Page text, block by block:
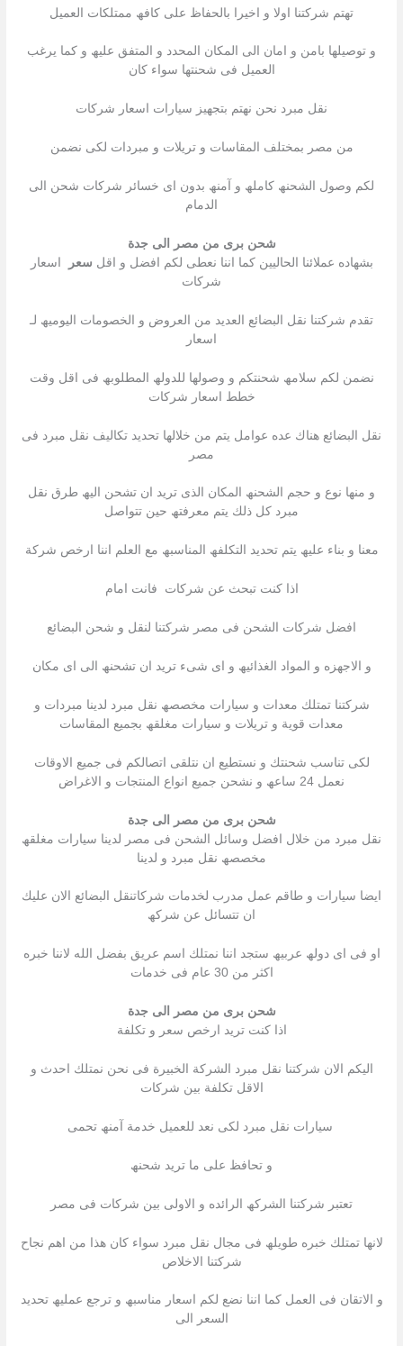
تھتم شركتنا اولا و اخیرا بالحفاظ على كافھ ممتلكات العمیل
و توصیلھا بامن و امان الى المكان المحدد و المتفق علیھ و كما یرغب
العمیل فى شحنتھا سواء كان
نقل مبرد نحن نھتم بتجھیز سیارات اسعار شركات
من مصر بمختلف المقاسات و تریلات و مبردات لكى نضمن
لكم وصول الشحنھ كاملھ و آمنھ بدون اى خسائر شركات شحن الى
الدمام
شحن برى من مصر الى جدة
بشھاده عملائنا الحالیین كما اننا نعطى لكم افضل و اقل سعر
اسعار
شركات
تقدم شركتنا نقل البضائع العدید من العروض و الخصومات الیومیھ لـ
اسعار
نضمن لكم سلامھ شحنتكم و وصولھا للدولھ المطلوبھ فى اقل وقت
خطط اسعار شركات
نقل البضائع ھناك عده عوامل یتم من خلالھا تحدید تكالیف نقل مبرد فى
مصر
و منھا نوع و حجم الشحنھ المكان الذى ترید ان تشحن الیھ طرق نقل
مبرد كل ذلك یتم معرفتھ حین تتواصل
معنا و بناء علیھ یتم تحدید التكلفھ المناسبھ مع العلم اننا ارخص شركة
اذا كنت تبحث عن شركات فانت امام
افضل شركات الشحن فى مصر شركتنا لنقل و شحن البضائع
و الاجھزه و المواد الغذائیھ و اى شىء ترید ان تشحنھ الى اى مكان
شركتنا تمتلك معدات و سیارات مخصصھ نقل مبرد لدینا مبردات و
معدات قویة و تریلات و سیارات مغلقھ بجمیع المقاسات
لكى تناسب شحنتك و نستطیع ان نتلقى اتصالكم فى جمیع الاوقات
نعمل 24 ساعھ و نشحن جمیع انواع المنتجات و الاغراض
شحن برى من مصر الى جدة
نقل مبرد من خلال افضل وسائل الشحن فى مصر لدینا سیارات مغلقھ
مخصصھ نقل مبرد و لدینا
ایضا سیارات و طاقم عمل مدرب لخدمات شركاتنقل البضائع الان علیك
ان تتسائل عن شركھ
او فى اى دولھ عربیھ ستجد اننا نمتلك اسم عریق بفضل الله لاننا خبره
اكثر من 30 عام فى خدمات
شحن برى من مصر الى جدة
اذا كنت ترید ارخص سعر و تكلفة
الیكم الان شركتنا نقل مبرد الشركة الخبیرة فى نحن نمتلك احدث و
الاقل تكلفة بین شركات
سیارات نقل مبرد لكى نعد للعمیل خدمة آمنھ تحمى
و تحافظ على ما ترید شحنھ
تعتبر شركتنا الشركھ الرائده و الاولى بین شركات فى مصر
لانھا تمتلك خبره طویلھ فى مجال نقل مبرد سواء كان ھذا من اھم نجاح
شركتنا الاخلاص
و الاتقان فى العمل كما اننا نضع لكم اسعار مناسبھ و ترجع عملیھ تحدید
السعر الى